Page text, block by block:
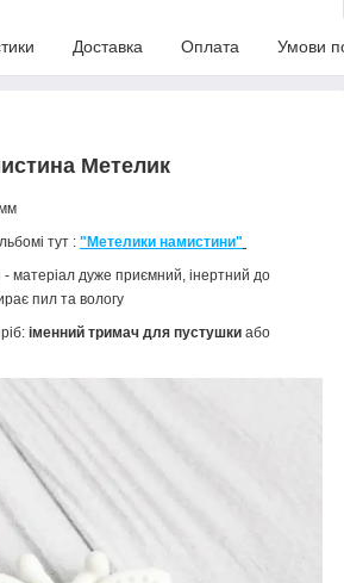
Доставка Оплата Умови
Метелик
тут : "Метелики намистини"
- матеріал дуже приємний, інертний до
пил та вологу
іменний тримач для пустушки або